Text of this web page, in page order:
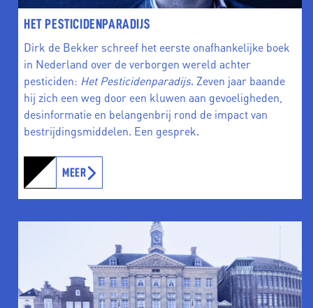
HET PESTICIDENPARADIJS
Dirk de Bekker schreef het eerste onafhankelijke boek
in Nederland over de verborgen wereld achter
pesticiden: Het Pesticidenparadijs. Zeven jaar baande
hij zich een weg door een kluwen aan gevoeligheden,
desinformatie en belangenbrij rond de impact van
bestrijdingsmiddelen. Een gesprek.
MEER